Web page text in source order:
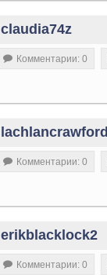
claudia74z
Комментарии: 0
lachlancrawford
Комментарии: 0
erikblacklock2
Комментарии: 0